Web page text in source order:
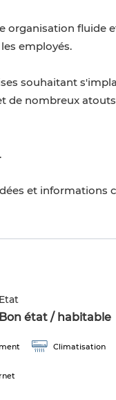
organisation fluide
employés.
souhaitant
de nombreux
et
Etat
Bon état / habitable
Climatisation